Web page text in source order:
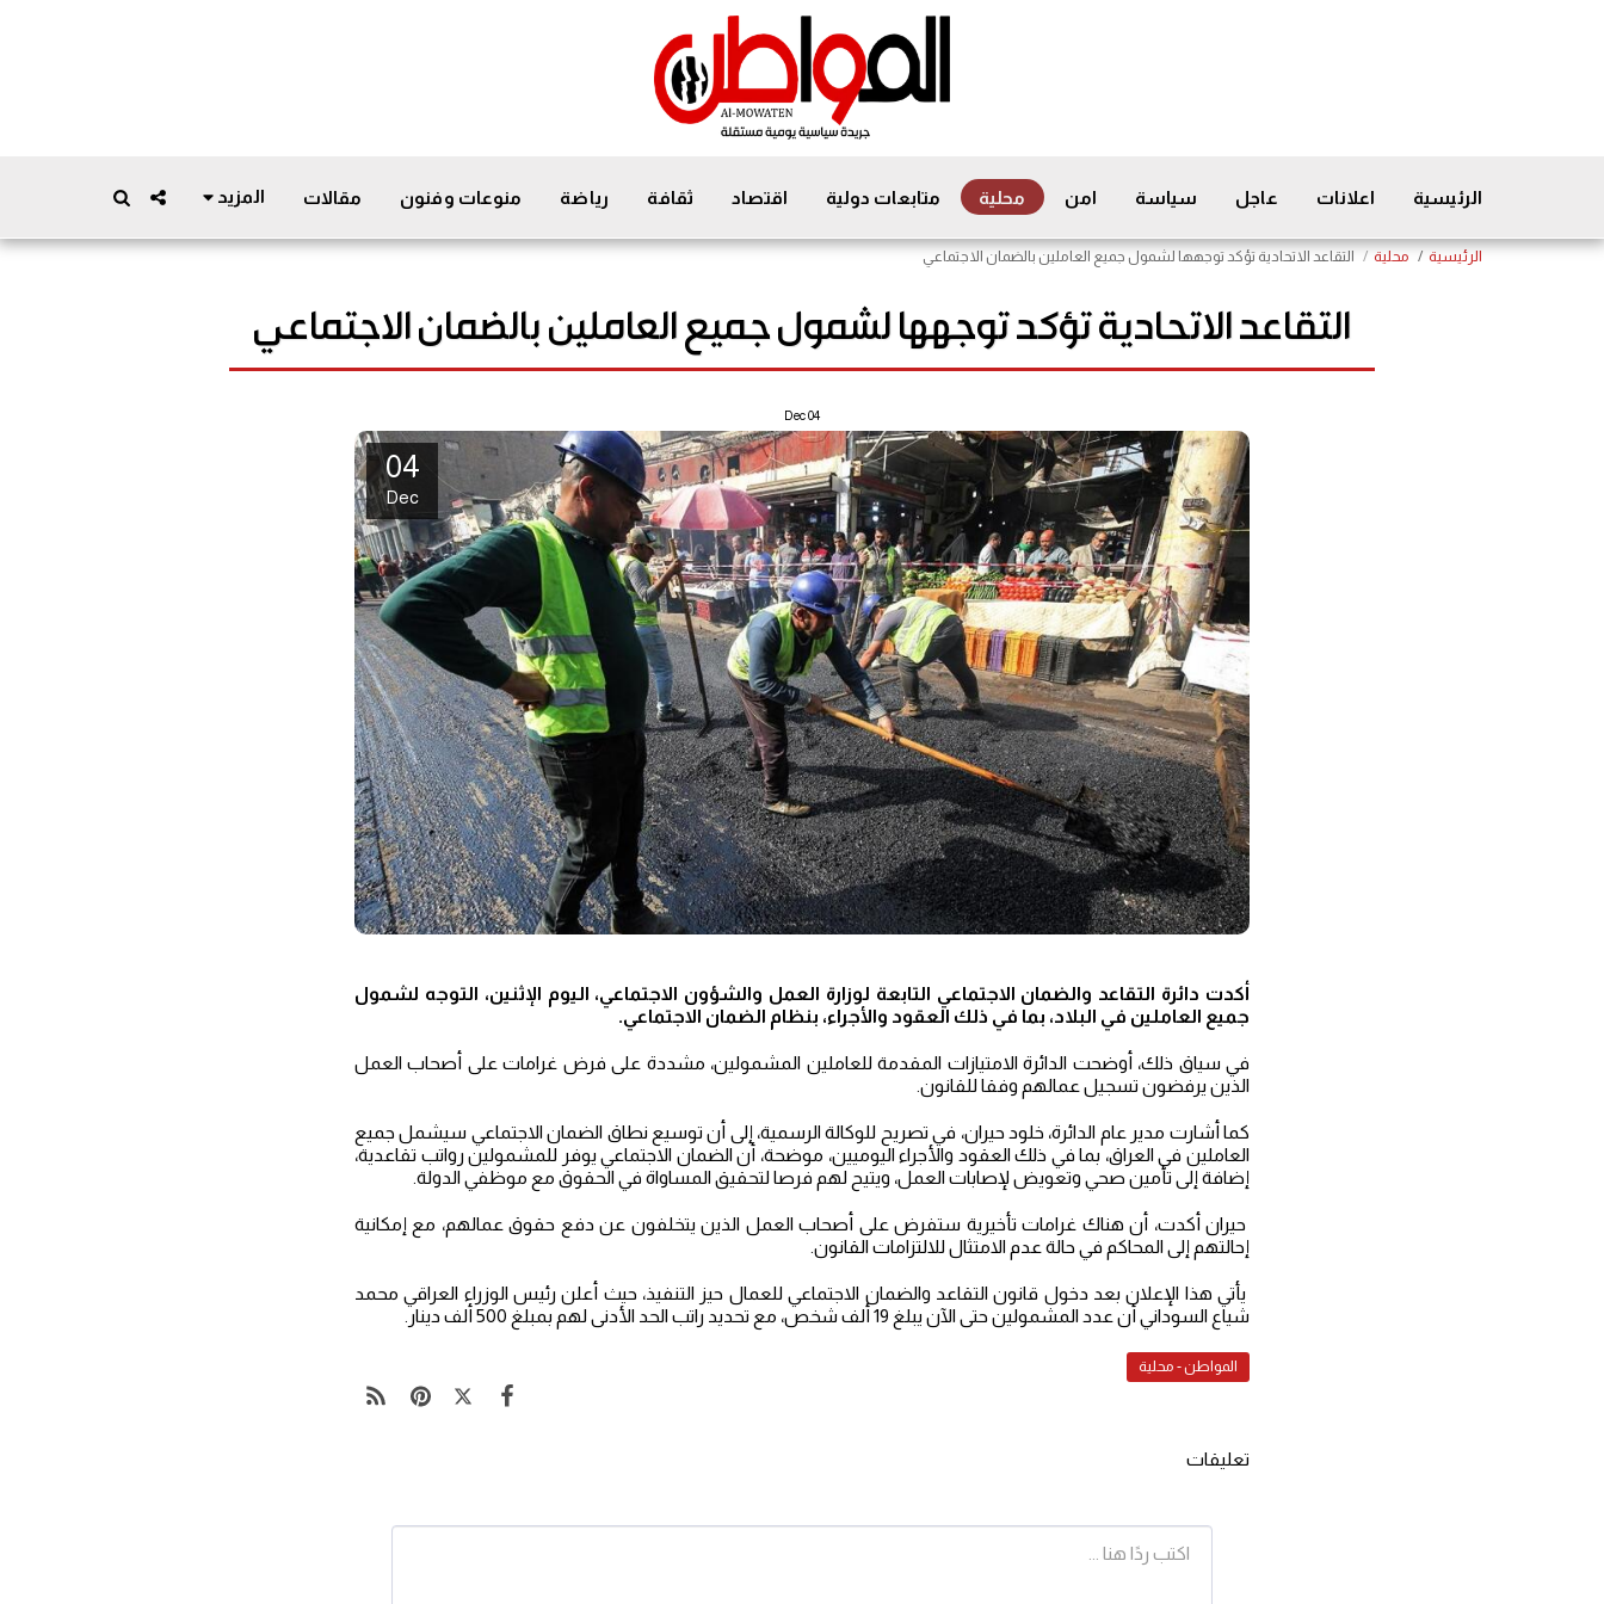
الرئيسية اعلانات عاجل سياسة امن محلية متابعات دولية اقتصاد ثقافة رياضة منوعات وفنون مقالات المزيد
الرئيسية محلية التقاعد الاتحادية تؤكد توجهها لشمول جميع العاملين بالضمان الاجتماعي
التقاعد الاتحادية تؤكد توجهها لشمول جميع العاملين بالضمان الاجتماعي
04
Dec
04
Dec
أكدت دائرة التقاعد والضمان الاجتماعي التابعة لوزارة العمل والشؤون الاجتماعي، اليوم الإثنين، التوجه لشمول
جميع العاملين في البلاد، بما في ذلك العقود والأجراء، بنظام الضمان الاجتماعي.
في سياق ذلك، أوضحت الدائرة الامتيازات المقدمة للعاملين المشمولين، مشددة على فرض غرامات على أصحاب العمل
الذين يرفضون تسجيل عمالهم وفقا للقانون.
كما أشارت مدير عام الدائرة، خلود حيران، في تصريح للوكالة الرسمية، إلى أن توسيع نطاق الضمان الاجتماعي سيشمل جميع
العاملين في العراق، بما في ذلك العقود والأجراء اليوميين، موضحة، أن الضمان الاجتماعي يوفر للمشمولين رواتب تقاعدية،
إضافة إلى تأمين صحي وتعويض لإصابات العمل، ويتيح لهم فرصا لتحقيق المساواة في الحقوق مع موظفي الدولة.
حيران أكدت، أن هناك غرامات تأخيرية ستفرض على أصحاب العمل الذين يتخلفون عن دفع حقوق عمالهم، مع إمكانية
إحالتهم إلى المحاكم في حالة عدم الامتثال للالتزامات القانون.
يأتي هذا الإعلان بعد دخول قانون التقاعد والضمان الاجتماعي للعمال حيز التنفيذ، حيث أعلن رئيس الوزراء العراقي محمد
شياع السوداني أن عدد المشمولين حتى الآن يبلغ 19 ألف شخص، مع تحديد راتب الحد الأدنى لهم بمبلغ 500 ألف دينار.
المواطن - محلية
تعليقات